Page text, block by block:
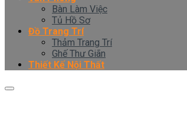
Bàn Làm Việc
Tủ Hồ Sơ
Đồ Trang Trí
Thảm Trang Trí
Ghế Thư Giãn
Thiết Kế Nội Thất